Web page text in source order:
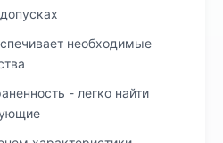
необходимые
- легко найти